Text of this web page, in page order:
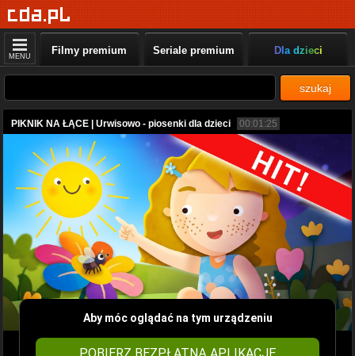
MENU Filmy premium Seriale premium Dla dzieci
szukaj
PIKNIK NA ŁĄCE | Urwisowo - piosenki dla dzieci 00:01:25
Aby móc oglądać na tym urządzeniu
POBIERZ BEZPŁATNĄ APLIKACJĘ